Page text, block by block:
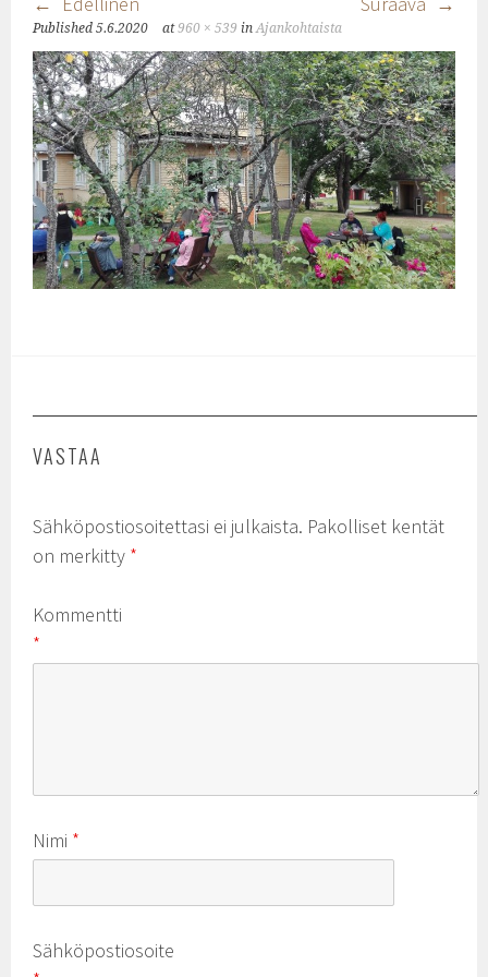
Published5.6.2020 at960 × 539 inAjankohtaista
VASTAA
Sähköpostiosoitettasi ei julkaista. Pakolliset kentät
on merkitty *
Kommentti
*
Nimi *
Sähköpostiosoite